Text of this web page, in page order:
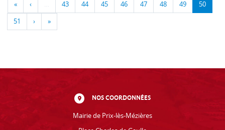
« ‹ … 43 44 45 46 47 48 49 50
51 › »
NOS COORDONNÉES
Mairie de Prix-lès-Mézières